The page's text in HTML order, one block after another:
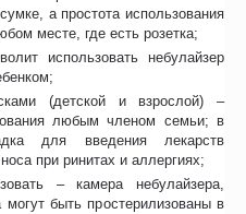
а простота использования
месте, где есть розетка;
использовать небулайзер
(детской и взрослой) –
любым членом семьи; в
для введения лекарств
при ринитах и аллергиях;
– камера небулайзера,
могут быть простерилизованы в